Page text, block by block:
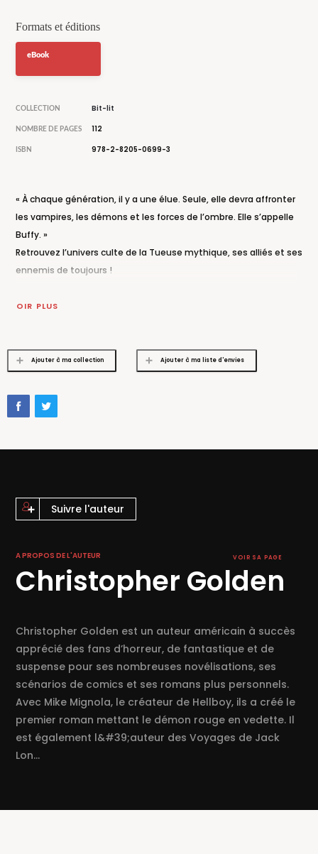
Formats et éditions
eBook
COLLECTION Bit-lit
NOMBRE DE PAGES 112
ISBN 978-2-8205-0699-3
« À chaque génération, il y a une élue. Seule, elle devra affronter
les vampires, les démons et les forces de l’ombre. Elle s’appelle
Buffy. »
Retrouvez l’univers culte de la Tueuse mythique, ses alliés et ses
ennemis de toujours !
VOIR PLUS
Ajouter à ma collection Ajouter à ma liste d'envies
Suivre l'auteur
A PROPOS DE L'AUTEUR VOIR SA PAGE
Christopher Golden
Christopher Golden est un auteur américain à succès
apprécié des fans d’horreur, de fantastique et de
suspense pour ses nombreuses novélisations, ses
scénarios de comics et ses romans plus personnels.
Avec Mike Mignola, le créateur de Hellboy, ils a créé le
premier roman mettant le démon rouge en vedette. Il
est également l&#39;auteur des Voyages de Jack
Lon...